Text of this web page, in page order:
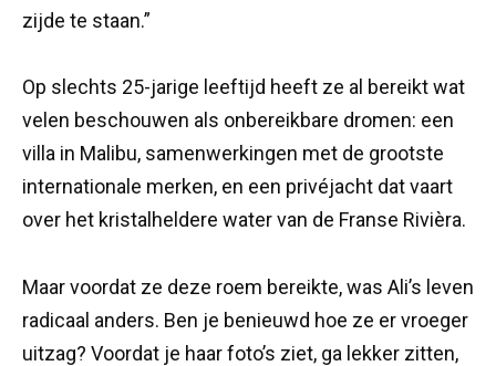
zijde te staan.”
Op slechts 25-jarige leeftijd heeft ze al bereikt wat
velen beschouwen als onbereikbare dromen: een
villa in Malibu, samenwerkingen met de grootste
internationale merken, en een privéjacht dat vaart
over het kristalheldere water van de Franse Rivièra.
Maar voordat ze deze roem bereikte, was Ali’s leven
radicaal anders. Ben je benieuwd hoe ze er vroeger
uitzag? Voordat je haar foto’s ziet, ga lekker zitten,